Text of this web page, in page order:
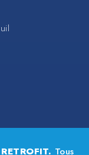
Tous